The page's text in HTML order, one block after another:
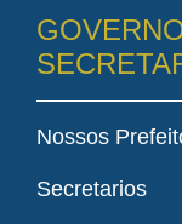
Nossos
Secretarios